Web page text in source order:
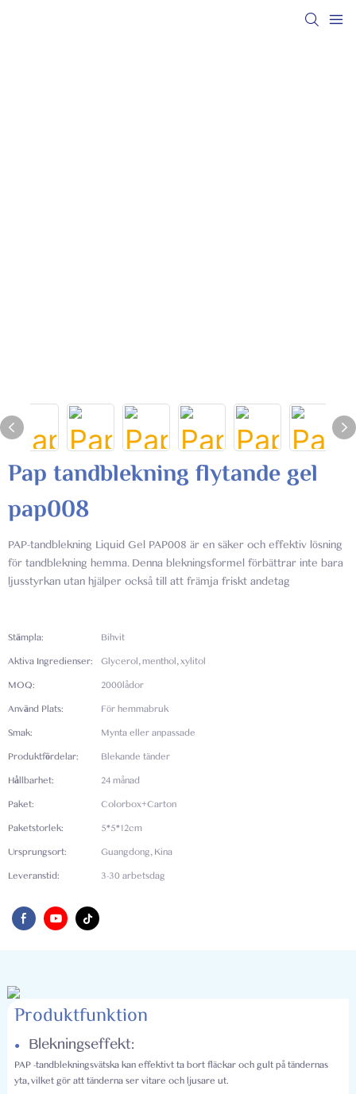
Pap tandblekning flytande gel
pap008
PAP-tandblekning Liquid Gel PAP008 är en säker och effektiv lösning
för tandblekning hemma. Denna blekningsformel förbättrar inte bara
ljusstyrkan utan hjälper också till att främja friskt andetag
Stämpla: Bihvit
Aktiva Ingredienser: Glycerol, menthol, xylitol
MOQ: 2000lådor
Använd Plats: För hemmabruk
Smak: Mynta eller anpassade
Produktfördelar: Blekande tänder
Hållbarhet: 24 månad
Paket: Colorbox+Carton
Paketstorlek: 5*5*12cm
Ursprungsort: Guangdong, Kina
Leveranstid: 3-30 arbetsdag
Produktfunktion
● Blekningseffekt:
PAP -tandblekningsvätska kan effektivt ta bort fläckar och gult på tändernas
yta, vilket gör att tänderna ser vitare och ljusare ut.